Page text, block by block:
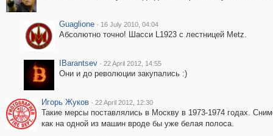
Guaglione · 16 July 2010, 04:04
Абсолютно точно! Шасси L1923 с лестницей Metz.
IBarantsev · 22 April 2012, 14:55
Они и до революции закупались :)
Игорь Жуков · 22 April 2012, 12:30
Такие мерсы поставлялись в Москву в 1973-1974 годах.
как на одной из машин вроде бы уже белая полоса.